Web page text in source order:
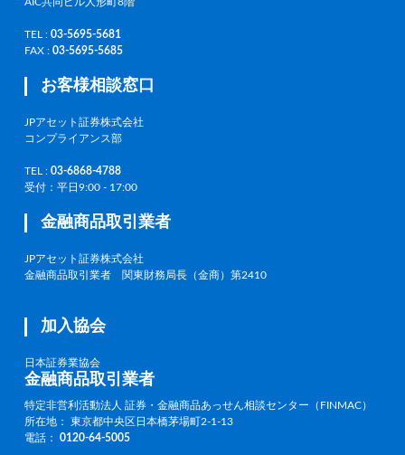
TEL : 03-5695-5681
FAX : 03-5695-5685
お客様相談窓口
JPアセット証券株式会社
コンプライアンス部
TEL : 03-6868-4788
受付：平日9:00 - 17:00
金融商品取引業者
JPアセット証券株式会社
金融商品取引業者 関東財務局長（金商）第2410
加入協会
日本証券業協会
金融商品取引業者
特定非営利活動法人 証券・金融商品あっせん相談センター（FINMAC）
所在地： 東京都中央区日本橋茅場町2-1-13
電話： 0120-64-5005